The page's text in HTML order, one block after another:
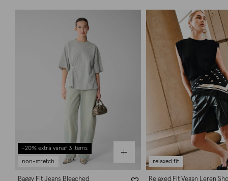
-20% extra vanaf 3 items
non-stretch
Baggy Fit Jeans Bleached
relaxed fit
Relaxed Fit Vegan Leren